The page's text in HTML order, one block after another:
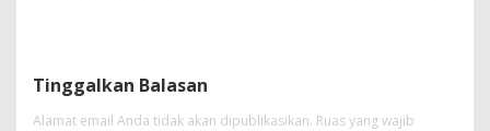
Tinggalkan Balasan
Alamat email Anda tidak akan dipublikasikan. Ruas yang wajib